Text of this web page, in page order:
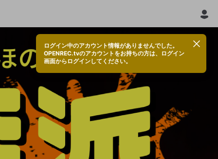
ログイン中のアカウント情報がありませんでした。
OPENREC.tvのアカウントをお持ちの方は、ログイン
画面からログインしてください。